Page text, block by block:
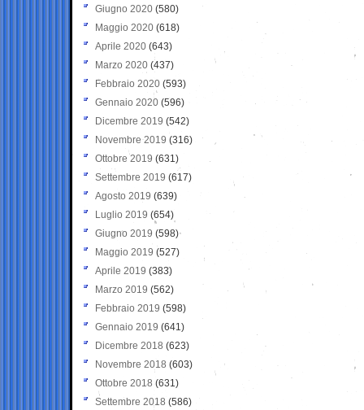
Giugno 2020 (580)
Maggio 2020 (618)
Aprile 2020 (643)
Marzo 2020 (437)
Febbraio 2020 (593)
Gennaio 2020 (596)
Dicembre 2019 (542)
Novembre 2019 (316)
Ottobre 2019 (631)
Settembre 2019 (617)
Agosto 2019 (639)
Luglio 2019 (654)
Giugno 2019 (598)
Maggio 2019 (527)
Aprile 2019 (383)
Marzo 2019 (562)
Febbraio 2019 (598)
Gennaio 2019 (641)
Dicembre 2018 (623)
Novembre 2018 (603)
Ottobre 2018 (631)
Settembre 2018 (586)